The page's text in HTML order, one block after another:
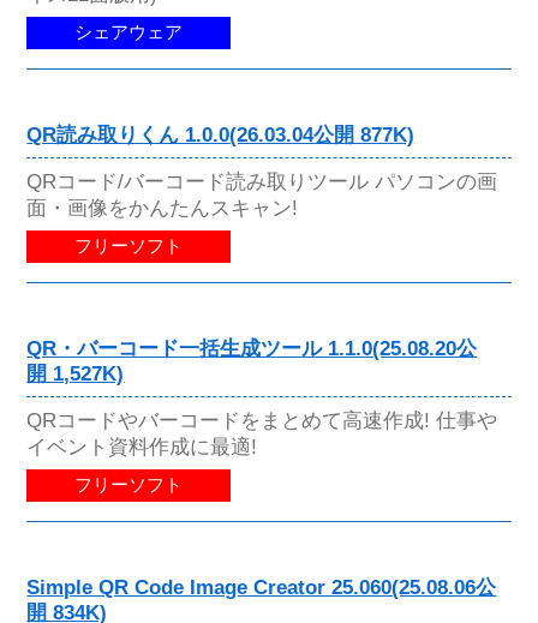
シェアウェア
QR読み取りくん 1.0.0(26.03.04公開 877K)
QRコード/バーコード読み取りツール パソコンの画
面・画像をかんたんスキャン!
フリーソフト
QR・バーコード一括生成ツール 1.1.0(25.08.20公
開 1,527K)
QRコードやバーコードをまとめて高速作成! 仕事や
イベント資料作成に最適!
フリーソフト
Simple QR Code Image Creator 25.060(25.08.06公
開 834K)